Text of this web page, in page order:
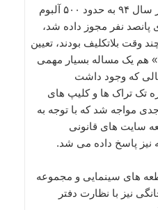
داشته باشیم. به طور نمونه در سال ۹۴ به حدود ۵۰۰ آلبوم
بالای پانصد نفر مجوز داده شد،
وقت بلاتکلیف بودند، تعیین
هم یک مساله بسیار مهمی
که وجود داشت
تک تراک ها و کلیپ های
مواجه شد که با توجه به
سایت های قانونی
نیز پاسخ داده می شد.
های سینمایی و مجموعه
نیز با نظارت دفتر